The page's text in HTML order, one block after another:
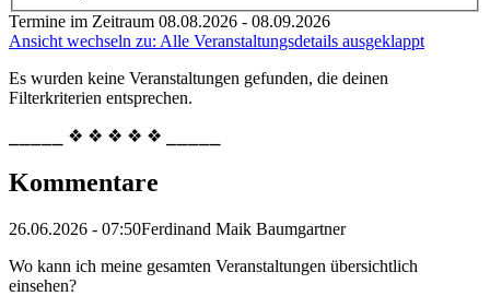
Termine im Zeitraum 08.08.2026 - 08.09.2026
Ansicht wechseln zu: Alle Veranstaltungsdetails ausgeklappt
Es wurden keine Veranstaltungen gefunden, die deinen
Filterkriterien entsprechen.
⎯⎯⎯⎯⎯ ❖ ❖ ❖ ❖ ❖ ⎯⎯⎯⎯⎯
Kommentare
26.06.2026 - 07:50Ferdinand Maik Baumgartner
Wo kann ich meine gesamten Veranstaltungen übersichtlich
einsehen?